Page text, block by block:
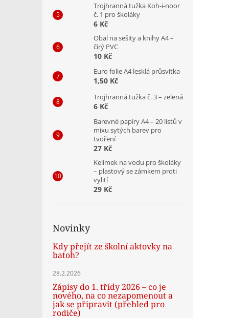
Trojhranná tužka Koh-i-noor
č. 1 pro školáky
6 Kč
Obal na sešity a knihy A4 –
čirý PVC
10 Kč
Euro folie A4 lesklá průsvitka
1,50 Kč
Trojhranná tužka č. 3 – zelená
6 Kč
Barevné papíry A4 – 20 listů v
mixu sytých barev pro
tvoření
27 Kč
Kelímek na vodu pro školáky
– plastový se zámkem proti
vylití
29 Kč
Novinky
Kdy přejít ze školní aktovky na
batoh?
28.2.2026
Zápisy do 1. třídy 2026 – co je
nového, na co nezapomenout a
jak se připravit (přehled pro
rodiče)